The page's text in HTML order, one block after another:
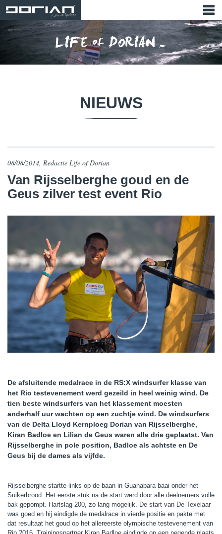
NIEUWS
08/08/2014, Redactie Life of Dorian
Van Rijsselberghe goud en de
Geus zilver test event Rio
De afsluitende medalrace in de RS:X windsurfer klasse van
het Rio testevenement werd gezeild in heel weinig wind. De
tien beste windsurfers van het klassement moesten
anderhalf uur wachten op een zuchtje wind. De windsurfers
van de Delta Lloyd Kernploeg Dorian van Rijsselberghe,
Kiran Badloe en Lilian de Geus waren alle drie geplaatst. Van
Rijsselberghe in pole position, Badloe als achtste en De
Geus bij de dames als vijfde.
Rijsselberghe startte links op de baan in Guanabara baai onder het
Suikerbrood. Het eerste stuk na de start werd door alle deelnemers volle
bak gepompt. Hartslag 200, zo lang mogelijk. De start van De Texelaar
was goed en hij eindigde de medalrace in vierde positie en pakte met
dat resultaat het goud op het allereerste olympische testevenement van